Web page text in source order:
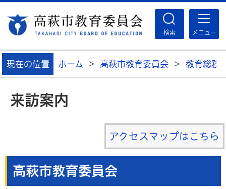
検索 メニュー
現在の位置 ホーム > 高萩市教育委員会 > 教育総務
来訪案内
アクセスマップはこちら
高萩市教育委員会